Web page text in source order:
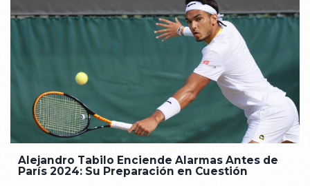
Alejandro Tabilo Enciende Alarmas Antes de
París 2024: Su Preparación en Cuestión